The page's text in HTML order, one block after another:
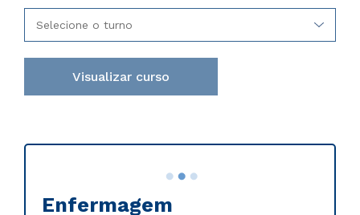
Selecione o turno
Visualizar curso